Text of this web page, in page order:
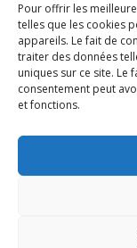
Pour offrir les
telles que les cookies
appareils. Le fait de
traiter des données
uniques sur ce site. Le
consentement peut
et fonctions.
Contact